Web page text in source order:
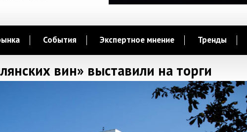
События Экспертное мнение Тренды
вин» выставили на торги